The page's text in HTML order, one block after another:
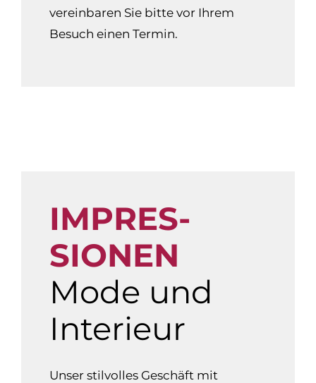
vereinbaren Sie bitte vor Ihrem
Besuch einen Termin.
IMPRES‍­
SIONEN
Mode und
Interieur
Unser stilvolles Geschäft mit